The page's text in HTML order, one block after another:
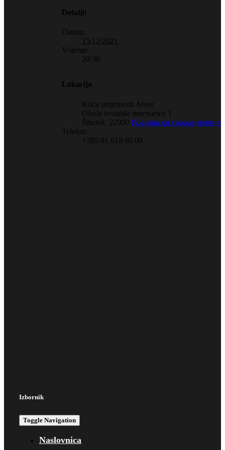
Detalji:
Datum:
15/12/2021
Vrijeme:
20:30
Lokacija
Kuća umjetnosti Arsen
Obala hrvatske mornarice 1
Šibenik
22000 Pogledaj na Google maps-u
Telefon:
+385 91 619 60 09
Izbornik
Toggle Navigation
Naslovnica